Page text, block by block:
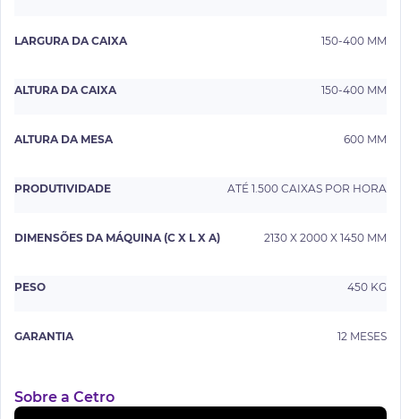
LARGURA DA CAIXA 150-400 MM
ALTURA DA CAIXA 150-400 MM
ALTURA DA MESA 600 MM
PRODUTIVIDADE ATÉ 1.500 CAIXAS POR HORA
DIMENSÕES DA MÁQUINA (C X L X A) 2130 X 2000 X 1450 MM
PESO 450 KG
GARANTIA 12 MESES
Sobre a Cetro